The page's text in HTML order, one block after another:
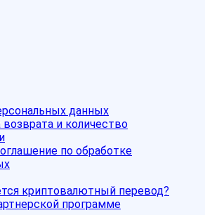
данных
и количество
по обработке
криптовалютный перевод?
программе